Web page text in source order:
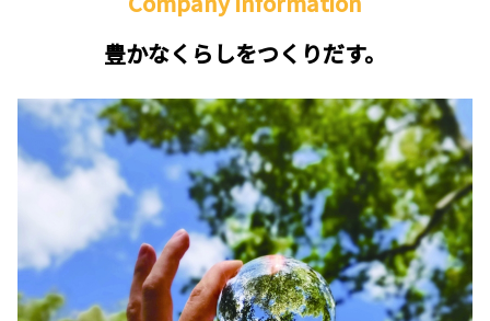
豊かなくらしをつくりだす。